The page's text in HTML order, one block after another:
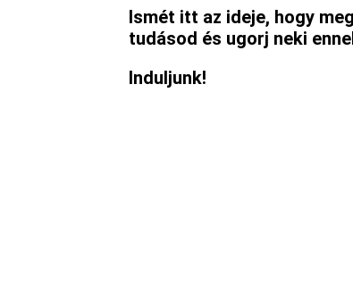
Ismét itt az ideje, hogy
tudásod és ugorj neki
Induljunk!